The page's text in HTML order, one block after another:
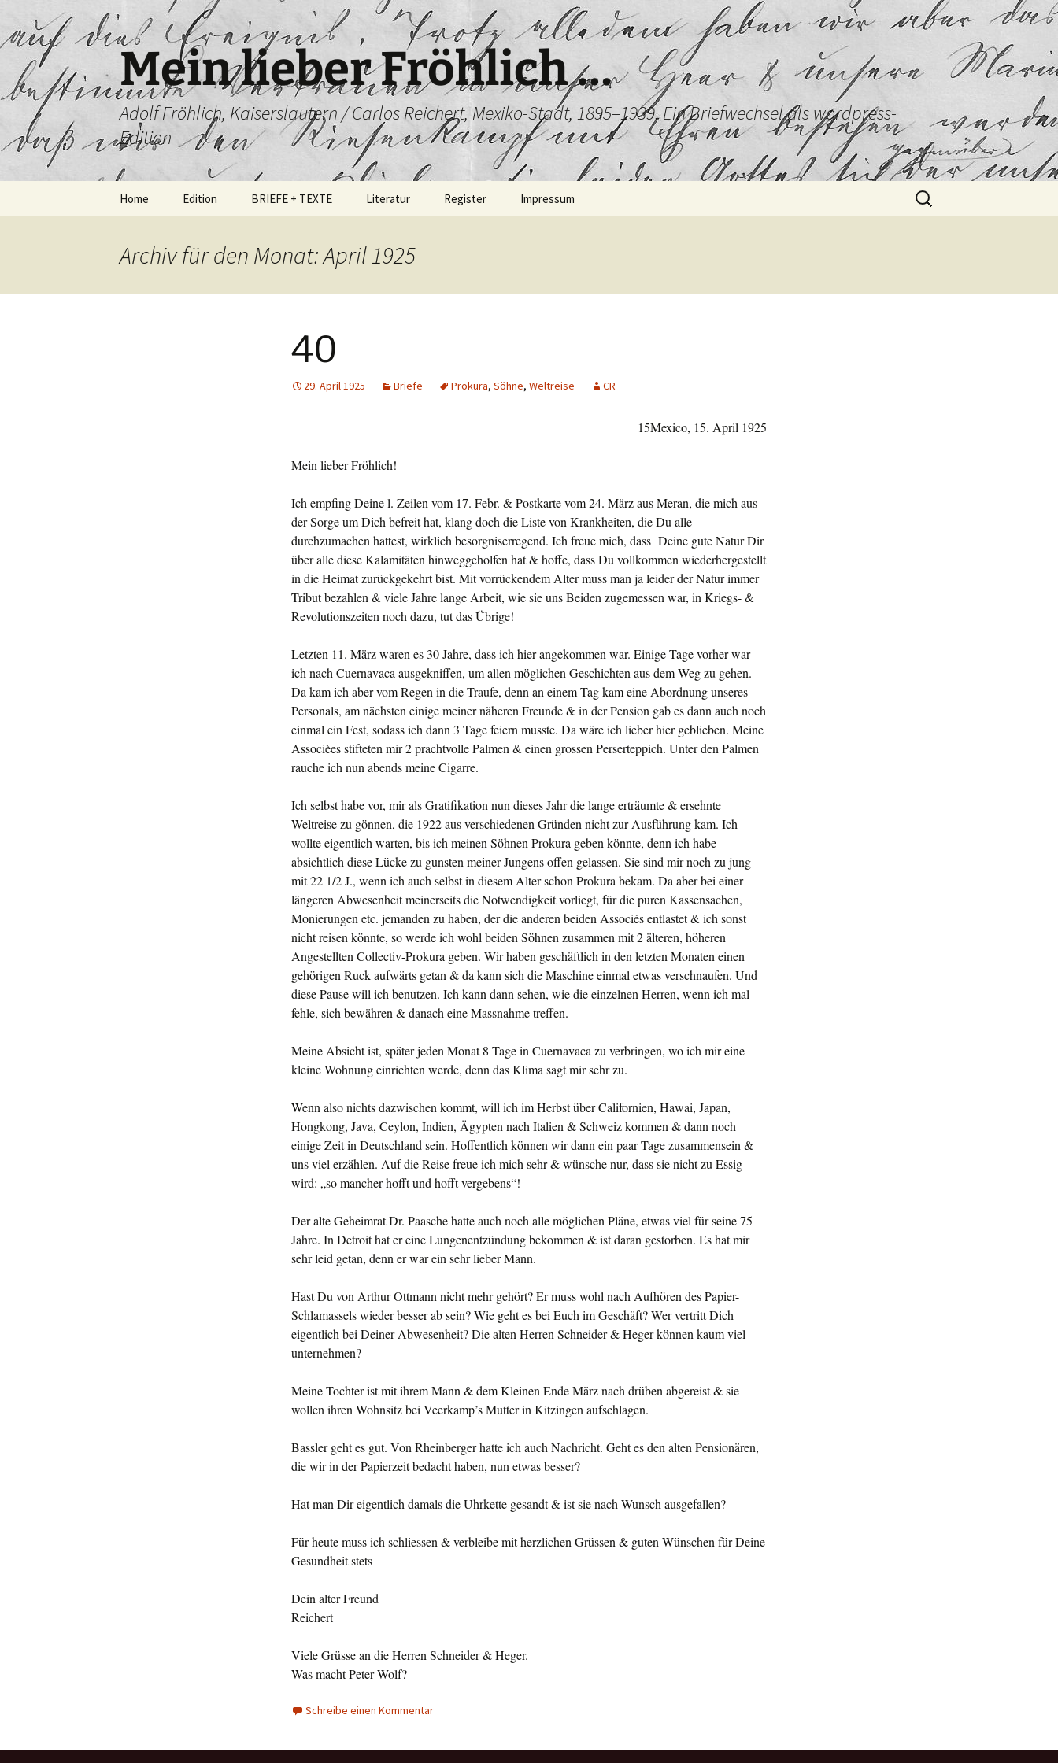
Mein lieber Fröhlich …
Adolf Fröhlich, Kaiserslautern / Carlos Reichert, Mexiko-Stadt, 1895–1939. Ein Briefwechsel als wordpress-
Edition
Home Edition BRIEFE + TEXTE Literatur Register Impressum
Suchen
nach:
Archiv für den Monat: April 1925
40
29. April 1925 Briefe Prokura, Söhne, Weltreise CR
15Mexico, 15. April 1925
Mein lieber Fröhlich!
Ich empfing Deine l. Zeilen vom 17. Febr. & Postkarte vom 24. März aus Meran, die mich aus
der Sorge um Dich befreit hat, klang doch die Liste von Krankheiten, die Du alle
durchzumachen hattest, wirklich besorgniserregend. Ich freue mich, dass Deine gute Natur Dir
über alle diese Kalamitäten hin­weggeholfen hat & hoffe, dass Du vollkommen wiederhergestellt
in die Heimat zurückgekehrt bist. Mit vorrückendem Alter muss man ja leider der Natur immer
Tribut bezahlen & viele Jahre lange Arbeit, wie sie uns Beiden zugemessen war, in Kriegs- &
Revolutionszeiten noch dazu, tut das Übrige!
Letzten 11. März waren es 30 Jahre, dass ich hier angekommen war. Einige Tage vorher war
ich nach Cuernavaca ausgekniffen, um allen möglichen Geschichten aus dem Weg zu gehen.
Da kam ich aber vom Regen in die Traufe, denn an einem Tag kam eine Abord­nung unseres
Personals, am nächsten einige meiner nähe­ren Freunde & in der Pension gab es dann auch noch
einmal ein Fest, sodass ich dann 3 Tage feiern musste. Da wäre ich lie­ber hier geblieben. Meine
Associèes stifteten mir 2 pracht­volle Palmen & einen grossen Perserteppich. Unter den Palmen
rauche ich nun abends meine Cigarre.
Ich selbst habe vor, mir als Gratifikation nun dieses Jahr die lange erträumte & ersehnte
Weltreise zu gönnen, die 1922 aus verschiedenen Gründen nicht zur Ausführung kam. Ich
wollte ei­gentlich warten, bis ich meinen Söhnen Prokura geben könnte, denn ich habe
absichtlich diese Lücke zu gunsten mei­ner Jungens offen gelassen. Sie sind mir noch zu jung
mit 22 1/2 J., wenn ich auch selbst in diesem Alter schon Prokura bekam. Da aber bei einer
längeren Abwesenheit meinerseits die Notwendigkeit vorliegt, für die puren Kassensachen,
Monierun­gen etc. jemanden zu haben, der die anderen beiden Associés entlastet & ich sonst
nicht reisen könnte, so werde ich wohl beiden Söhnen zusammen mit 2 älteren, höheren
Angestellten Collectiv-Prokura geben. Wir haben geschäftlich in den letz­ten Monaten einen
gehörigen Ruck aufwärts getan & da kann sich die Maschine einmal etwas verschnaufen. Und
diese Pause will ich benutzen. Ich kann dann sehen, wie die einzelnen Herren, wenn ich mal
fehle, sich be­währen & danach eine Mass­nahme treffen.
Meine Absicht ist, später jeden Monat 8 Tage in Cuernavaca zu verbringen, wo ich mir eine
kleine Wohnung einrichten werde, denn das Klima sagt mir sehr zu.
Wenn also nichts dazwischen kommt, will ich im Herbst über Ca­lifornien, Hawai, Japan,
Hongkong, Java, Ceylon, Indien, Ägyp­ten nach Italien & Schweiz kommen & dann noch
einige Zeit in Deutschland sein. Hoffentlich können wir dann ein paar Tage zu­sammensein &
uns viel erzählen. Auf die Reise freue ich mich sehr & wünsche nur, dass sie nicht zu Essig
wird: „so mancher hofft und hofft vergebens“!
Der alte Geheimrat Dr. Paasche hatte auch noch alle möglichen Pläne, etwas viel für seine 75
Jahre. In Detroit hat er eine Lungenentzündung bekommen & ist daran gestorben. Es hat mir
sehr leid getan, denn er war ein sehr lieber Mann.
Hast Du von Arthur Ottmann nicht mehr gehört? Er muss wohl nach Aufhören des Papier-
Schlamassels wieder besser ab sein? Wie geht es bei Euch im Geschäft? Wer vertritt Dich
eigent­lich bei Deiner Abwesenheit? Die alten Herren Schneider & He­ger können kaum viel
unternehmen?
Meine Tochter ist mit ihrem Mann & dem Kleinen Ende März nach drüben abgereist & sie
wollen ihren Wohnsitz bei Veerkamp’s Mutter in Kitzingen aufschlagen.
Bassler geht es gut. Von Rheinberger hatte ich auch Nach­richt. Geht es den alten Pensionären,
die wir in der Papier­zeit bedacht haben, nun etwas besser?
Hat man Dir eigentlich damals die Uhrkette gesandt & ist sie nach Wunsch ausgefallen?
Für heute muss ich schliessen & verbleibe mit herzlichen Grüs­sen & guten Wünschen für Deine
Gesundheit stets
Dein alter Freund
Reichert
Viele Grüsse an die Herren Schneider & Heger.
Was macht Peter Wolf?
Schreibe einen Kommentar